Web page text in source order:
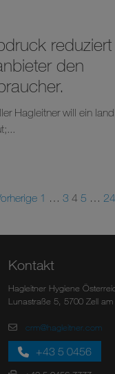
den
Hagleitner will ein
1 … 3 4 5 … 24
Kontakt
Hagleitner Hygiene
Lunastraße 5, 5700 Zell am
crm@hagleitner.com
+43 5 0456